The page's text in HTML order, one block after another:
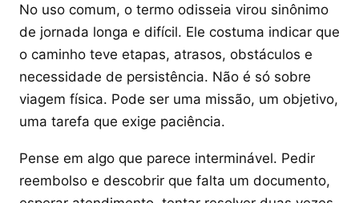
No uso comum, o termo odisseia virou sinônimo
de jornada longa e difícil. Ele costuma indicar que
o caminho teve etapas, atrasos, obstáculos e
necessidade de persistência. Não é só sobre
viagem física. Pode ser uma missão, um objetivo,
uma tarefa que exige paciência.
Pense em algo que parece interminável. Pedir
reembolso e descobrir que falta um documento,